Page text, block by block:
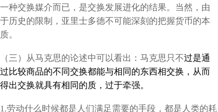
一种交换媒介而已，是交换发展进化的结果。当然，由
于历史的限制，亚里士多德不可能深刻的把握货币的本
质。
（三）从马克思的论述中可以看出：马克思只不过是通
过比较商品的不同交换都能与相同的东西相交换，从而
得出交换就具有相同的质，过于牵强。
1.劳动什么时候都是人们满足需要的手段，都是人类的耗